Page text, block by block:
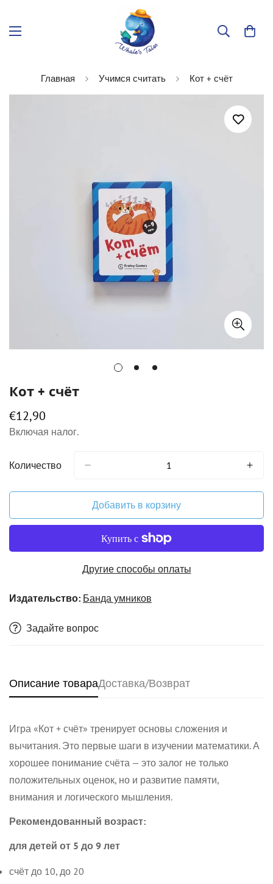
Главная Учимся считать Кот + счёт
Кот + счёт
Обычная
цена
€12,90
Включая налог.
Количество
Добавить в корзину
Другие способы оплаты
Издательство: Банда умников
Задайте вопрос
Описание товараДоставка/Возврат
Игра «Кот + счёт» тренирует основы сложения и
вычитания. Это первые шаги в изучении математики. А
хорошее понимание счёта — это залог не только
положительных оценок, но и развитие памяти,
внимания и логического мышления.
Рекомендованный возраст:
для детей от 5 до 9 лет
счёт до 10, до 20
Confirm your age
Are you 18 years old or older?
No, I'm not Yes, I am